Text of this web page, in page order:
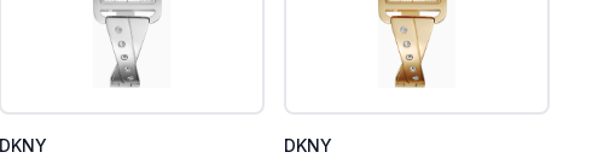
DKNY
DKNY